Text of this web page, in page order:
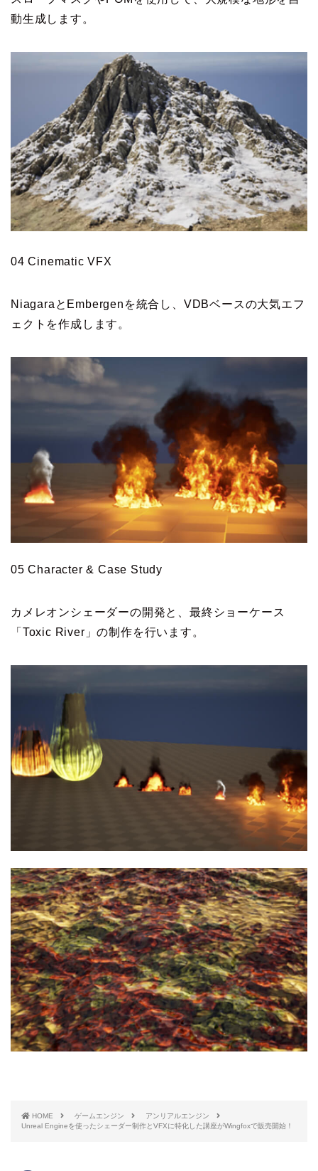
動生成します。
04 Cinematic VFX
NiagaraとEmbergenを統合し、VDBベースの大気エフ
ェクトを作成します。
05 Character & Case Study
カメレオンシェーダーの開発と、最終ショーケース
「Toxic River」の制作を行います。
HOME ゲームエンジン
アンリアルエンジン
Unreal Engineを使ったシェーダー制作とVFXに特化した講座がWingfoxで販売開始！